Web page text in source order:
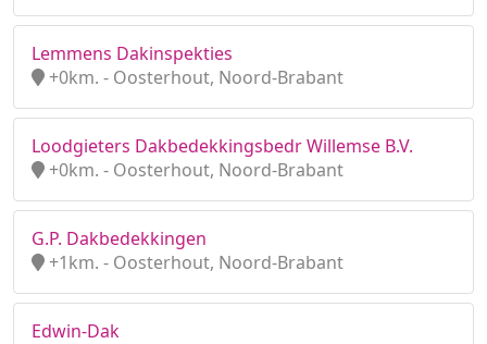
Lemmens Dakinspekties
+0km. - Oosterhout, Noord-Brabant
Loodgieters Dakbedekkingsbedr Willemse B.V.
+0km. - Oosterhout, Noord-Brabant
G.P. Dakbedekkingen
+1km. - Oosterhout, Noord-Brabant
Edwin-Dak